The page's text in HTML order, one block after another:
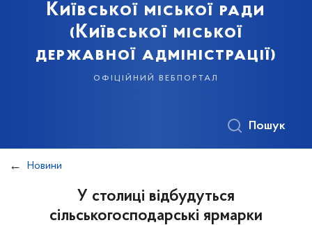
Київської міської ради
(Київської міської
державної адміністрації)
офіційний вебпортал
Пошук
Новини
У столиці відбудуться
сільськогосподарські ярмарки